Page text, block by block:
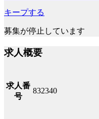
キープする
募集が停止しています
求人概要
求人番
号
832340